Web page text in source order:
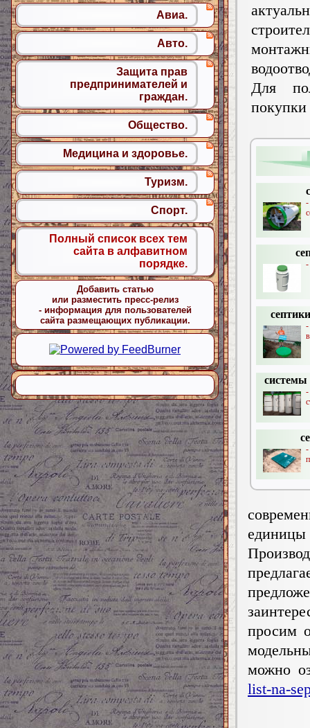
-
-
-
системы
Для
единицы
просим
можно
list-na-
Авиа.
Авто.
Защита прав
предпринимателей и
граждан.
Общество.
Медицина и здоровье.
Туризм.
Спорт.
Полный список всех тем
сайта в алфавитном
порядке.
Добавить статью
или разместить пресс-релиз
- информация для пользователей
сайта размещающих публикации.